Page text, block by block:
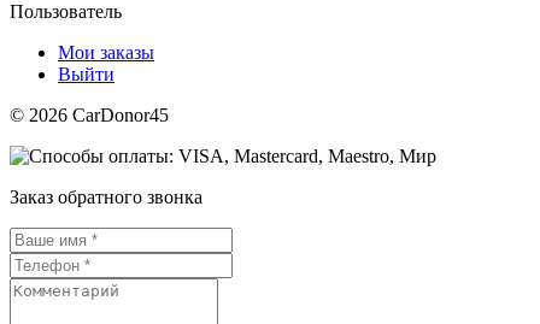
Пользователь
Мои заказы
Выйти
© 2026 CarDonor45
Заказ обратного звонка